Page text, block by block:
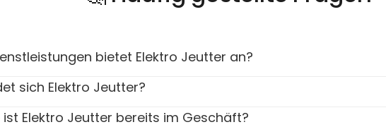
bietet Elektro Jeutter an?
sich Elektro Jeutter?
ist Elektro Jeutter bereits im Geschäft?